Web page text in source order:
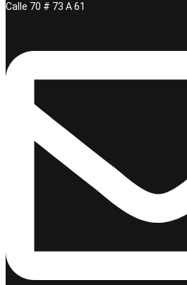
Calle 70 # 73 A 61